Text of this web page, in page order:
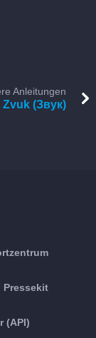
Anleitungen
Zvuk (Звук)
Pressekit
(API)